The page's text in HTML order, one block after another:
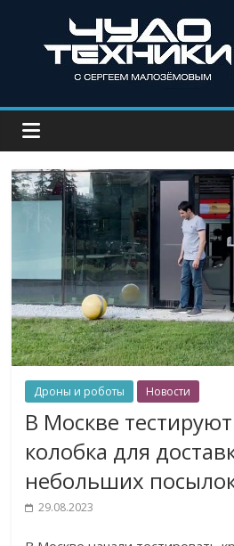
Дроны и роботы Новости
В Москве
колобка для
небольших
29.08.2023